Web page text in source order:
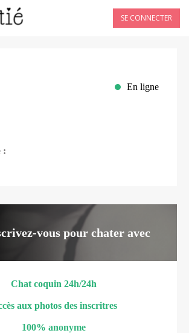
SE CONNECTER
En ligne
:
vous pour chater avec
Chat coquin 24h/24h
aux photos des inscritres
100% anonyme